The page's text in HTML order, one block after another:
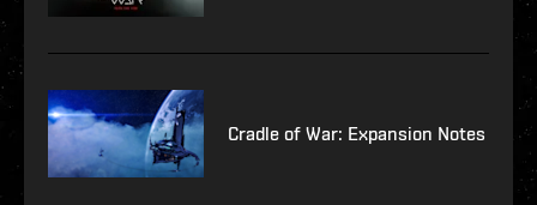
Cradle of War: Expansion Notes